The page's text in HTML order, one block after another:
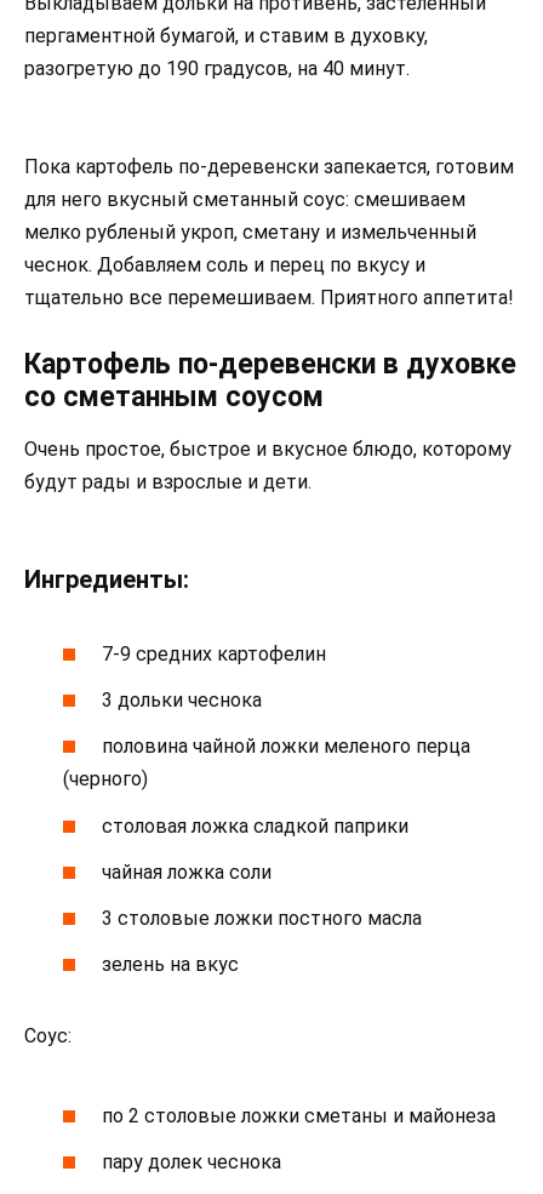
пергаментной бумагой, и ставим в духовку,
разогретую до 190 градусов, на 40 минут.
Пока картофель по-деревенски запекается, готовим
для него вкусный сметанный соус: смешиваем
мелко рубленый укроп, сметану и измельченный
чеснок. Добавляем соль и перец по вкусу и
тщательно все перемешиваем. Приятного аппетита!
Картофель по-деревенски в духовке
со сметанным соусом
Очень простое, быстрое и вкусное блюдо, которому
будут рады и взрослые и дети.
Ингредиенты:
7-9 средних картофелин
3 дольки чеснока
половина чайной ложки меленого перца
(черного)
столовая ложка сладкой паприки
чайная ложка соли
3 столовые ложки постного масла
зелень на вкус
Соус:
по 2 столовые ложки сметаны и майонеза
пару долек чеснока